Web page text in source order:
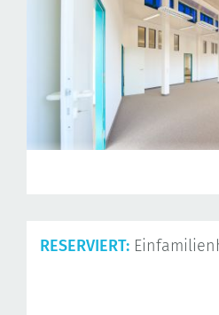
RESERVIERT: